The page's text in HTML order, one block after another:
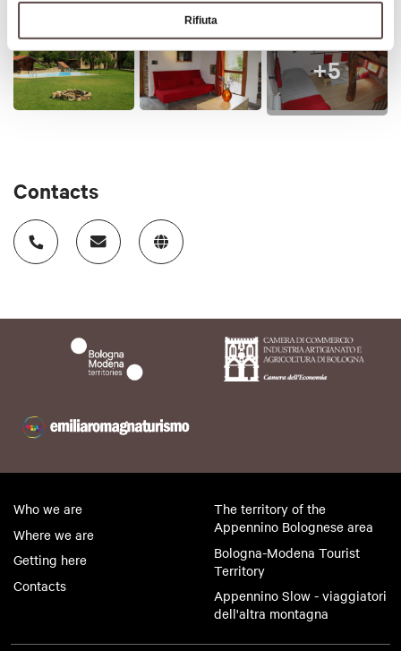
Rifiuta
+5
Contacts
Who we are
Where we are
Getting here
Contacts
The territory of the
Appennino Bolognese area
Bologna-Modena Tourist
Territory
Appennino Slow - viaggiatori
dell'altra montagna